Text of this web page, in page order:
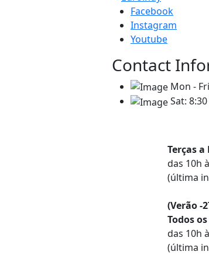
Facebook
Instagram
Youtube
Contact
Mon -
Sat:
Terças
das 10h
(última
(Verão -
Todos
das 10h
(última